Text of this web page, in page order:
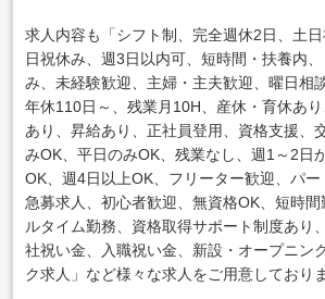
求人内容も「シフト制、完全週休2日、土日
日祝休み、週3日以内可、短時間・扶養内
み、未経験歓迎、主婦・主夫歓迎、曜日相
年休110日～、残業月10H、産休・育休あ
あり、昇給あり、正社員登用、資格支援、
みOK、平日のみOK、残業なし、週1～2日
OK、週4日以上OK、フリーター歓迎、パー
急募求人、初心者歓迎、無資格OK、短時
ルタイム勤務、資格取得サポート制度あり
社祝い金、入職祝い金、新設・オープニン
ク求人」など様々な求人をご用意しておりま